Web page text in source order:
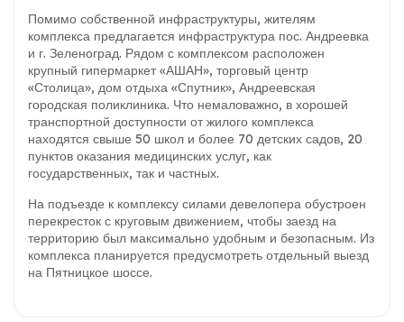
Помимо собственной инфраструктуры, жителям
комплекса предлагается инфраструктура пос. Андреевка
и г. Зеленоград. Рядом с комплексом расположен
крупный гипермаркет «АШАН», торговый центр
«Столица», дом отдыха «Спутник», Андреевская
городская поликлиника. Что немаловажно, в хорошей
транспортной доступности от жилого комплекса
находятся свыше 50 школ и более 70 детских садов, 20
пунктов оказания медицинских услуг, как
государственных, так и частных.
На подъезде к комплексу силами девелопера обустроен
перекресток с круговым движением, чтобы заезд на
территорию был максимально удобным и безопасным. Из
комплекса планируется предусмотреть отдельный выезд
на Пятницкое шоссе.